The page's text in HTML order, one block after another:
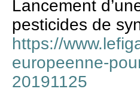
Lancement
pesticides de
https://
europeenne-
20191125